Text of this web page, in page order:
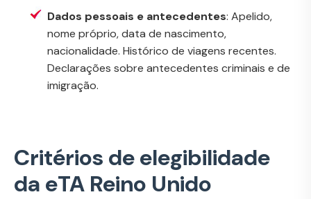
Dados pessoais e antecedentes: Apelido,
nome próprio, data de nascimento,
nacionalidade. Histórico de viagens recentes.
Declarações sobre antecedentes criminais e de
imigração.
Critérios de elegibilidade
da eTA Reino Unido